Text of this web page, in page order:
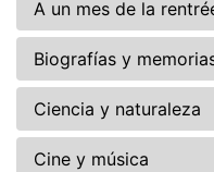
A un mes de la
Biografías y
Ciencia y naturaleza
Cine y música